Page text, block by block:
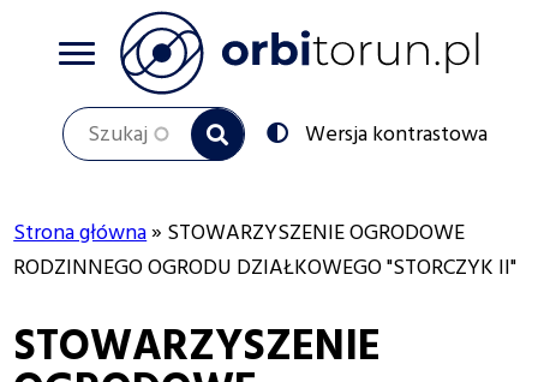
Szukaj
Przełącz
na:
Wersja kontrastowa
Ścieżka
nawigacyjna
Strona główna
STOWARZYSZENIE OGRODOWE
RODZINNEGO OGRODU DZIAŁKOWEGO "STORCZYK II"
STOWARZYSZENIE